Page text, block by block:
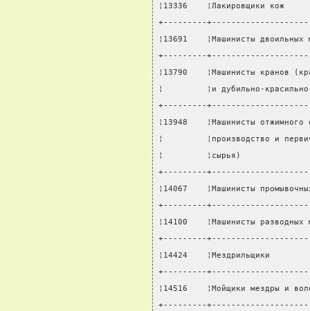
¦13336
+---------
¦13691    ¦Машинисты
+---------
¦13790    ¦Машинисты кранов
¦         ¦и дубильно-
+---------
¦13948    ¦Машинисты
¦         ¦производство и
¦         ¦сырья)
+---------
¦14067    ¦Машинисты
+---------
¦14100    ¦Машинисты
+---------
¦14424
+---------
¦14516    ¦Мойщики
+---------